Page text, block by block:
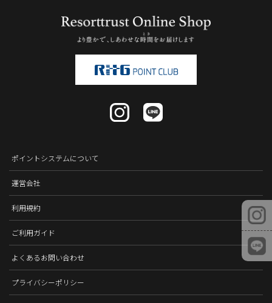
ポイントシステムについて
運営会社
利用規約
ご利用ガイド
よくあるお問い合わせ
プライバシーポリシー